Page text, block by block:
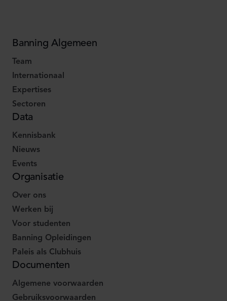
Banning Algemeen
Team
Internationaal
Expertises
Sectoren
Data
Kennisbank
Nieuws
Events
Organisatie
Over ons
Werken bij
Voor studenten
Banning Opleidingen
Paleis als Clubhuis
Documenten
Algemene voorwaarden
Gebruiksvoorwaarden